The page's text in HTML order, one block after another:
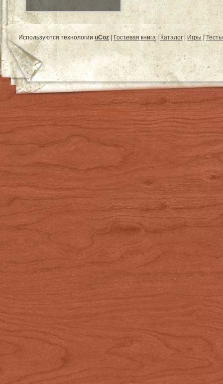
Используются технологии uCoz Гостевая книга| Каталог Игры |Тесты